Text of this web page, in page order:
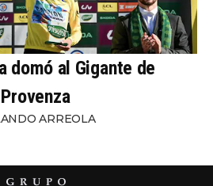
domó al Gigante de
Provenza
ARREOLA